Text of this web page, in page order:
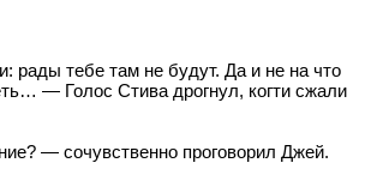
рады тебе там не будут. Да и не на что
— Голос Стива дрогнул, когти сжали
— сочувственно проговорил Джей.